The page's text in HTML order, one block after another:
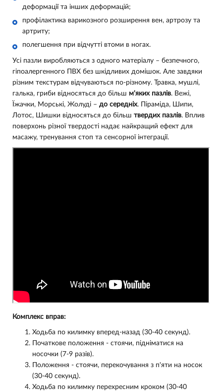
деформації та інших деформацій;
профілактика варикозного розширення вен, артрозу та
артриту;
полегшення при відчутті втоми в ногах.
Усі пазли виробляються з одного матеріалу – безпечного,
гіпоалергенного ПВХ без шкідливих домішок. Але завдяки
різним текстурам відчуваються по-різному. Травка, мушлі,
галька, гриби відносяться до більш м'яких пазлів. Вежі,
Їжачки, Морські, Жолуді – до середніх. Піраміда, Шипи,
Лотос, Шишки відносяться до більш твердих пазлів. Вплив
поверхонь різної твердості надає найкращий ефект для
масажу, тренування стоп та сенсорної інтеграції.
Комплекс вправ:
Ходьба по килимку вперед-назад (30-40 секунд).
Початкове положення - стоячи, підніматися на
носочки (7-9 разів).
Положення - стоячи, перекочування з п'яти на носок
(30-40 секунд).
Ходьба по килимку перехресним кроком (30-40